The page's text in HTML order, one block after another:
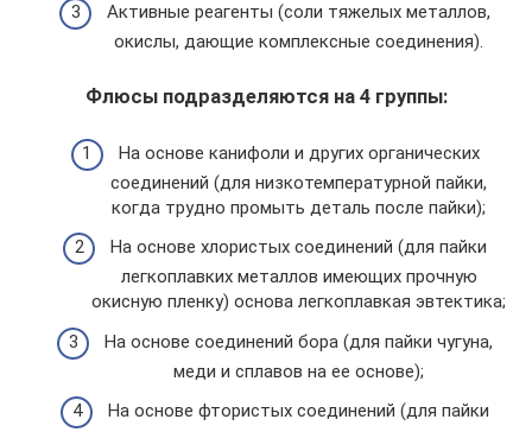
Активные реагенты (соли тяжелых металлов,
окислы, дающие комплексные соединения).
Флюсы подразделяются на 4 группы:
На основе канифоли и других органических
соединений (для низкотемпературной пайки,
когда трудно промыть деталь после пайки);
На основе хлористых соединений (для пайки
легкоплавких металлов имеющих прочную
окисную пленку) основа легкоплавкая эвтектика;
На основе соединений бора (для пайки чугуна,
меди и сплавов на ее основе);
На основе фтористых соединений (для пайки